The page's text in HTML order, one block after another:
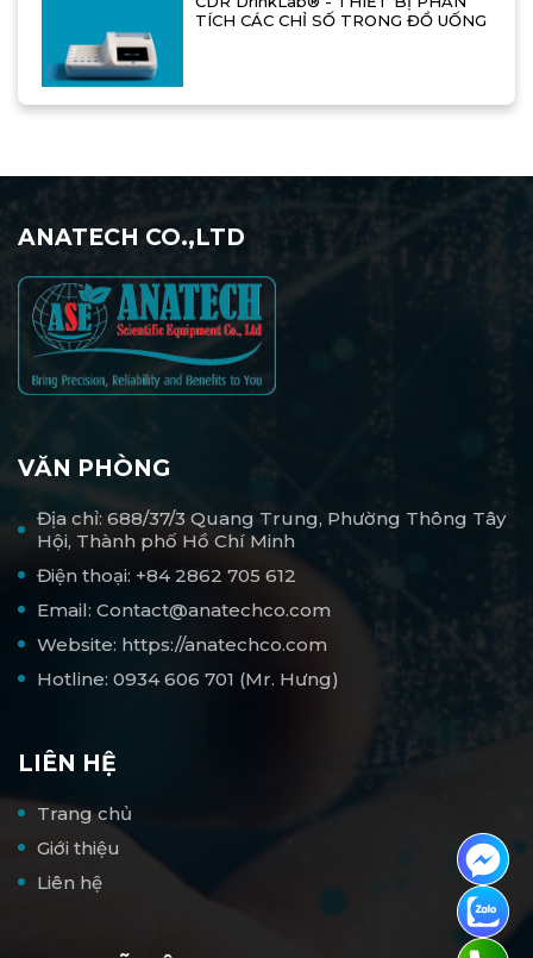
TÍCH CÁC CHỈ SỐ TRONG ĐỒ UỐNG
ANATECH CO.,LTD
VĂN PHÒNG
Địa chỉ: 688/37/3 Quang Trung, Phường Thông Tây
Hội, Thành phố Hồ Chí Minh
Điện thoại: +84 2862 705 612
Email: Contact@anatechco.com
Website: https://anatechco.com
Hotline: 0934 606 701 (Mr. Hưng)
LIÊN HỆ
Trang chủ
Giới thiệu
Liên hệ